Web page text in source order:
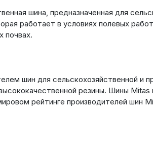
шина, предназначенная для
работает в условиях полевых
почвах.
шин для сельскохозяйственной и
резины. Шины Mitas
рейтинге производителей шин